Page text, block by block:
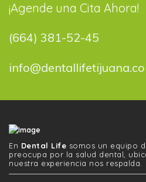
¡Agende una Cita Ahora!
(664) 381-52-45
En Dental Life somos un equipo
preocupa por la salud dental,
nuestra experiencia nos respalda.